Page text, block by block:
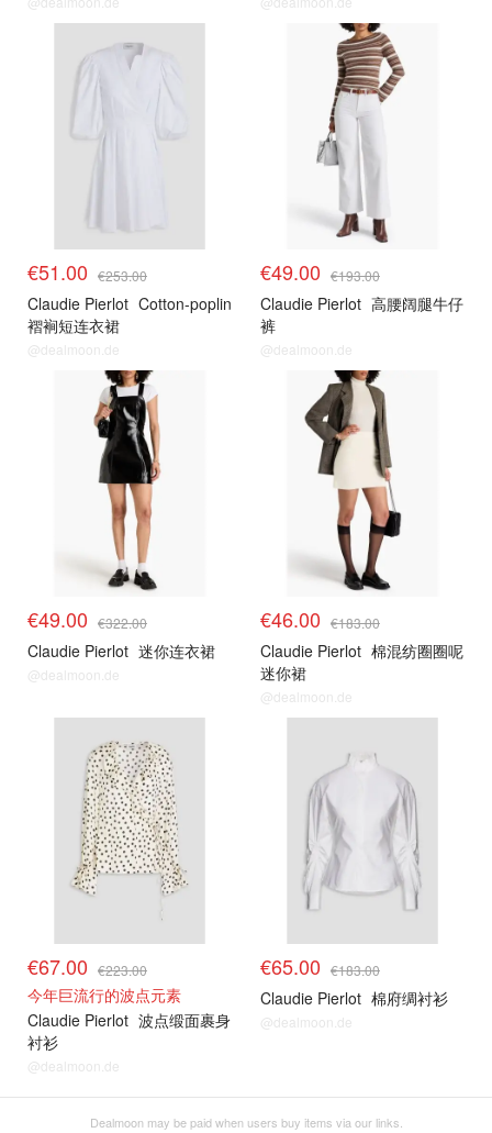
€51.00 €253.00
Claudie Pierlot Cotton-poplin
褶裥短连衣裙
@dealmoon.de
€49.00 €193.00
Claudie Pierlot 高腰阔腿牛仔
裤
@dealmoon.de
€49.00 €322.00
Claudie Pierlot 迷你连衣裙
@dealmoon.de
€46.00 €183.00
Claudie Pierlot 棉混纺圈圈呢
迷你裙
@dealmoon.de
€67.00 €223.00
今年巨流行的波点元素
Claudie Pierlot 波点缎面裹身
衬衫
@dealmoon.de
€65.00 €183.00
Claudie Pierlot 棉府绸衬衫
@dealmoon.de
Dealmoon may be paid when users buy items via our links.